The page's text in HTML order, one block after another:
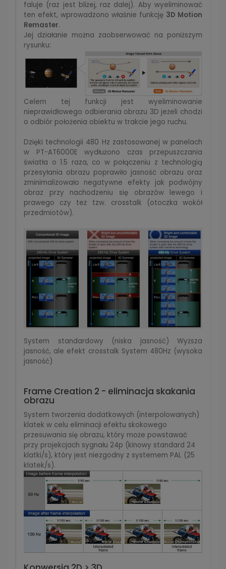
faluje (raz jest bliżej, raz dalej). Aby wyeliminować
ten efekt, wprowadzono właśnie funkcję 3D Motion
Remaster.
Jej działanie można zaobserwować na poniższym
rysunku:
Celem tej funkcji jest wyeliminowanie
nieprawidłowego odbierania obrazu 3D jeżeli chodzi
o odbiór położenia obiektu w trakcie jego ruchu.
Dzięki technologii 480 Hz zastosowanej w panelach
w PT-AT6000E wydłużono czas przepuszczania
światła o 1.5 raza, co w połączeniu z technologią
przesyłania obrazu poprawiło jasność obrazu oraz
zminimalizowało negatywne efekty jak podwójny
obraz przy nachodzeniu się obrazów lewego i
prawego czy też tzw. crosstalk (otoczka wokół
przedmiotów).
System standardowy (niska jasność) Wyższa
jasność, ale efekt crosstalk System 480Hz (wysoka
jasność)
Frame Creation 2 - eliminacja skakania
obrazu
System tworzenia dodatkowych (interpolowanych)
klatek w celu eliminacji efektu skokowego
przesuwania się obrazu, który może powstawać
przy projekcjach sygnału 24p (kinowy standard 24
klatki/s), który jest niezgodny z systemem PAL (25
klatek/s).